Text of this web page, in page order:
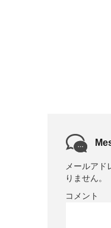
メールアド
りません。
コメント